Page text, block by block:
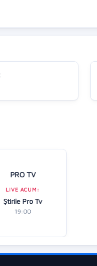
PRO TV
LIVE ACUM:
Ştirile Pro Tv
19:00